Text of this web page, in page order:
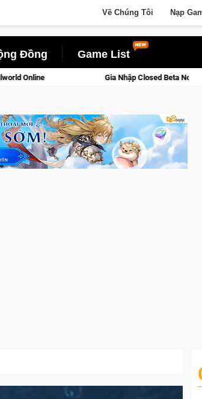
Về Chúng Tôi Nạp
Đồng Game List
Gia Nhập Closed Beta Norse Saga: Cửu Giới Thức